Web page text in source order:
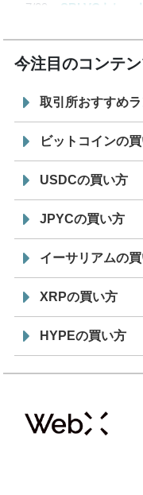
7/29
SBI VCトレー
今注目のコンテ
取引所おすすめ
ビットコインの
USDCの買い方
JPYCの買い方
イーサリアムの
XRPの買い方
HYPEの買い方